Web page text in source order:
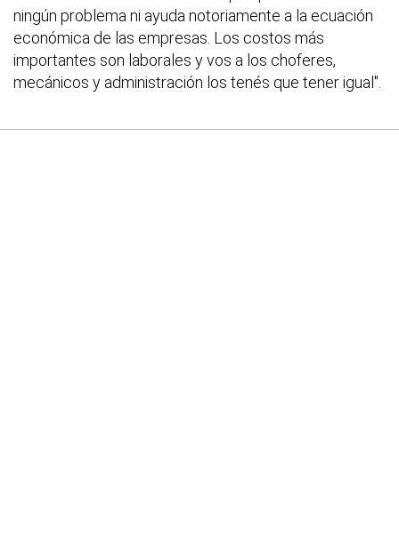
ningún problema ni ayuda notoriamente a la ecuación
económica de las empresas. Los costos más
importantes son laborales y vos a los choferes,
mecánicos y administración los tenés que tener igual".